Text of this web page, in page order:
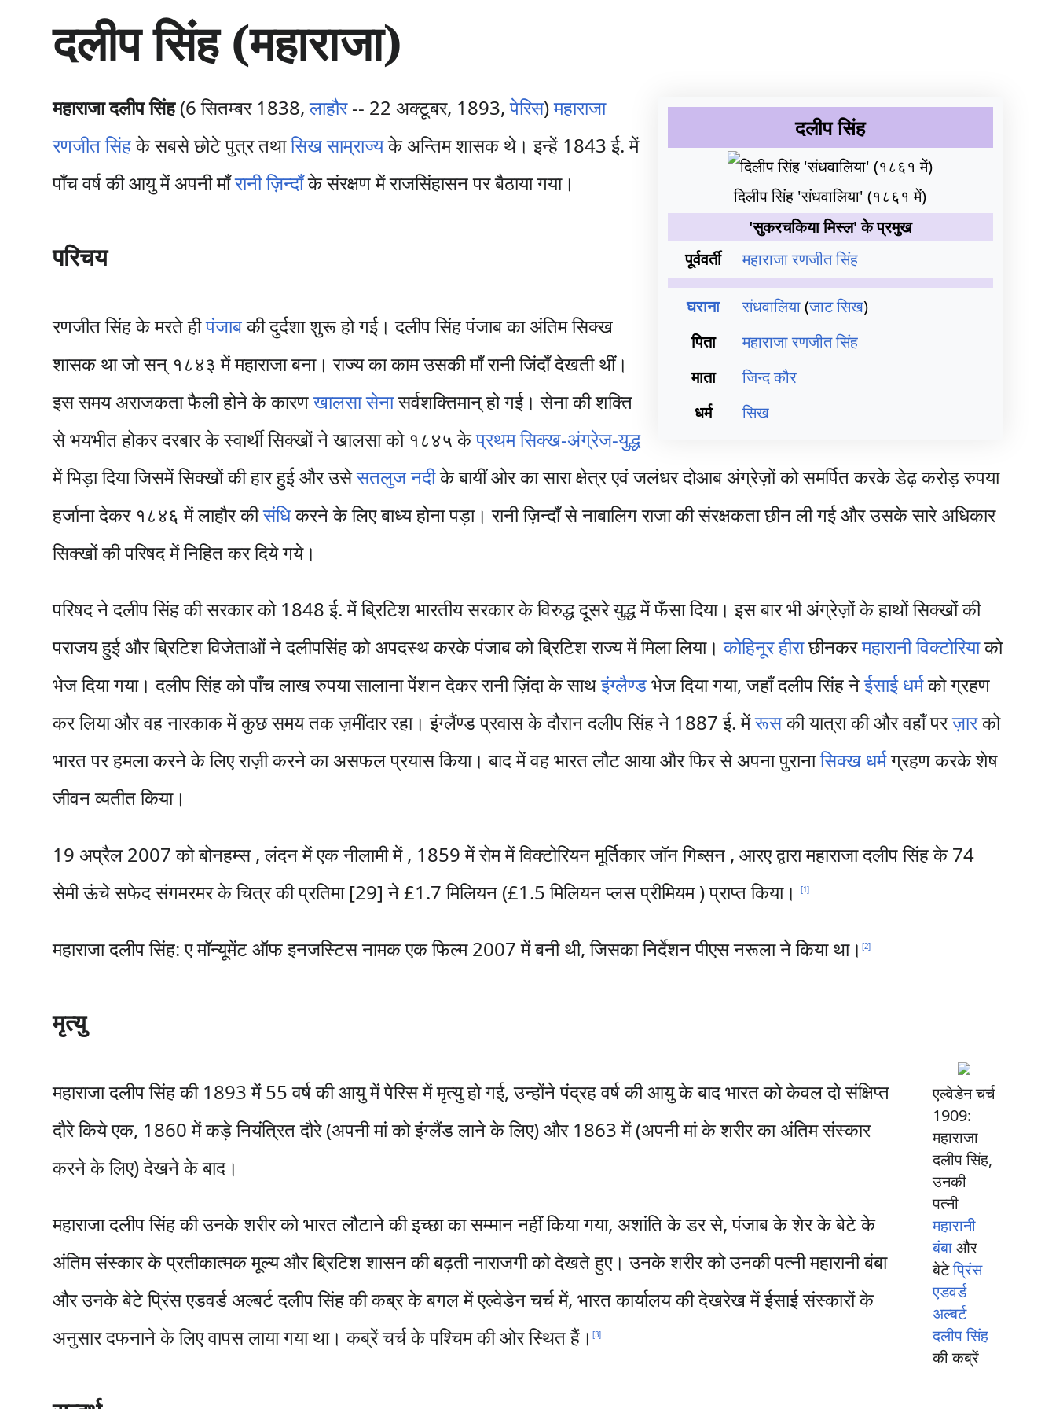
म
ग्री
प
एँ
दलीप सिंह (महाराजा)
दलीप सिंह
दिलीप सिंह 'संधवालिया' (१८६१ में)
'सुकरचकिया मिस्ल' के प्रमुख
पूर्ववर्ती
महाराजा रणजीत सिंह
घराना संधवालिया(जाट सिख)
पिता
महाराजा रणजीत सिंह
माता
जिन्द कौर
धर्म
सिख
महाराजा दलीप सिंह(6 सितम्बर 1838,लाहौर-- 22 अक्टूबर, 1893,पेरिस)महाराजा
रणजीत सिंहके सबसे छोटे पुत्र तथासिख साम्राज्यके अन्तिम शासक थे। इन्हें 1843 ई. में
पाँच वर्ष की आयु में अपनी माँरानी ज़िन्दाँके संरक्षण में राजसिंहासन पर बैठाया गया।
परिचय
रणजीत सिंह के मरते हीपंजाबकी दुर्दशा शुरू हो गई। दलीप सिंह पंजाब का अंतिम सिक्ख
शासक था जो सन् १८४३ में महाराजा बना। राज्य का काम उसकी माँ रानी जिंदाँ देखती थीं।
इस समय अराजकता फैली होने के कारणखालसा सेनासर्वशक्तिमान् हो गई। सेना की शक्ति
से भयभीत होकर दरबार के स्वार्थी सिक्खों ने खालसा को १८४५ केप्रथम सिक्ख-अंग्रेज-युद्ध
में भिड़ा दिया जिसमें सिक्खों की हार हुई और उसेसतलुज नदीके बायीं ओर का सारा क्षेत्र एवं जलंधर दोआब अंग्रेज़ों को समर्पित करके डेढ़ करोड़ रुपया
हर्जाना देकर १८४६ में लाहौर कीसंधिकरने के लिए बाध्य होना पड़ा। रानी ज़िन्दाँ से नाबालिग राजा की संरक्षकता छीन ली गई और उसके सारे अधिकार
सिक्खों की परिषद में निहित कर दिये गये।
परिषद ने दलीप सिंह की सरकार को 1848 ई. में ब्रिटिश भारतीय सरकार के विरुद्ध दूसरे युद्ध में फँसा दिया। इस बार भी अंग्रेज़ों के हाथों सिक्खों की
पराजय हुई और ब्रिटिश विजेताओं ने दलीपसिंह को अपदस्थ करके पंजाब को ब्रिटिश राज्य में मिला लिया।कोहिनूर हीराछीनकरमहारानी विक्टोरियाको
भेज दिया गया। दलीप सिंह को पाँच लाख रुपया सालाना पेंशन देकर रानी ज़िंदा के साथइंग्लैण्डभेज दिया गया, जहाँ दलीप सिंह नेईसाई धर्मको ग्रहण
कर लिया और वह नारकाक में कुछ समय तक ज़मींदार रहा। इंग्लैंण्ड प्रवास के दौरान दलीप सिंह ने 1887 ई. मेंरूसकी यात्रा की और वहाँ परज़ारको
भारत पर हमला करने के लिए राज़ी करने का असफल प्रयास किया। बाद में वह भारत लौट आया और फिर से अपना पुरानासिक्ख धर्मग्रहण करके शेष
जीवन व्यतीत किया।
19 अप्रैल 2007 को बोनहम्स , लंदन में एक नीलामी में , 1859 में रोम में विक्टोरियन मूर्तिकार जॉन गिब्सन , आरए द्वारा महाराजा दलीप सिंह के 74
सेमी ऊंचे सफेद संगमरमर के चित्र की प्रतिमा [29] ने £1.7 मिलियन (£1.5 मिलियन प्लस प्रीमियम ) प्राप्त किया।[1]
महाराजा दलीप सिंह: ए मॉन्यूमेंट ऑफ इनजस्टिस नामक एक फिल्म 2007 में बनी थी, जिसका निर्देशन पीएस नरूला ने किया था।[2]
मृत्यु
एल्वेडेन चर्च
1909:
महाराजा
दलीप सिंह,
उनकी
पत्नी
महारानी
बंबाऔर
बेटेप्रिंस
एडवर्ड
अल्बर्ट
दलीप सिंह
की कब्रें
महाराजा दलीप सिंह की 1893 में 55 वर्ष की आयु में पेरिस में मृत्यु हो गई, उन्होंने पंद्रह वर्ष की आयु के बाद भारत को केवल दो संक्षिप्त
दौरे किये एक, 1860 में कड़े नियंत्रित दौरे (अपनी मां को इंग्लैंड लाने के लिए) और 1863 में (अपनी मां के शरीर का अंतिम संस्कार
करने के लिए) देखने के बाद।
महाराजा दलीप सिंह की उनके शरीर को भारत लौटाने की इच्छा का सम्मान नहीं किया गया, अशांति के डर से, पंजाब के शेर के बेटे के
अंतिम संस्कार के प्रतीकात्मक मूल्य और ब्रिटिश शासन की बढ़ती नाराजगी को देखते हुए। उनके शरीर को उनकी पत्नी महारानी बंबा
और उनके बेटे प्रिंस एडवर्ड अल्बर्ट दलीप सिंह की कब्र के बगल में एल्वेडेन चर्च में, भारत कार्यालय की देखरेख में ईसाई संस्कारों के
अनुसार दफनाने के लिए वापस लाया गया था। कब्रें चर्च के पश्चिम की ओर स्थित हैं।[3]